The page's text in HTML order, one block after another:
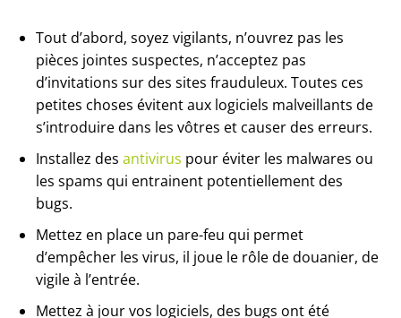
Tout d’abord, soyez vigilants, n’ouvrez pas les
pièces jointes suspectes, n’acceptez pas
d’invitations sur des sites frauduleux. Toutes ces
petites choses évitent aux logiciels malveillants de
s’introduire dans les vôtres et causer des erreurs.
Installez des antivirus pour éviter les malwares ou
les spams qui entrainent potentiellement des
bugs.
Mettez en place un pare-feu qui permet
d’empêcher les virus, il joue le rôle de douanier, de
vigile à l’entrée.
Mettez à jour vos logiciels, des bugs ont été